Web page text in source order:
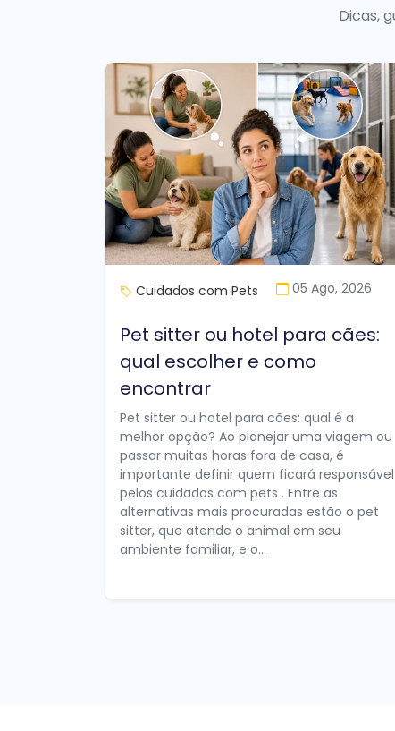
Dicas,
Cuidados com Pets 05 Ago, 2026
Pet sitter ou hotel para cães:
qual escolher e como
encontrar
Pet sitter ou hotel para cães: qual é a
melhor opção? Ao planejar uma viagem ou
passar muitas horas fora de casa, é
importante definir quem ficará responsável
pelos cuidados com pets . Entre as
alternativas mais procuradas estão o pet
sitter, que atende o animal em seu
ambiente familiar, e o...